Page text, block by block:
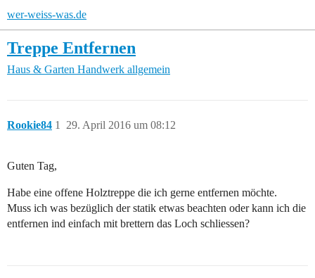
wer-weiss-was.de
Treppe Entfernen
Haus & Garten Handwerk allgemein
Rookie84 29. April 2016 um 08:12
1
Guten Tag,
Habe eine offene Holztreppe die ich gerne entfernen möchte.
Muss ich was bezüglich der statik etwas beachten oder kann ich die
entfernen ind einfach mit brettern das Loch schliessen?